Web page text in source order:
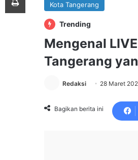
Kota Tangerang
Trending
Mengenal
Tangerang
Redaksi 28 Maret
Bagikan berita ini